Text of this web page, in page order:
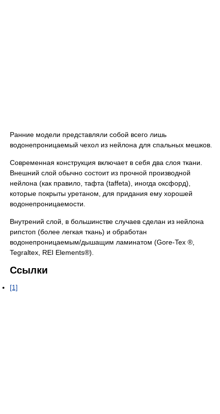
Ранние модели представляли собой всего лишь
водонепроницаемый чехол из нейлона для спальных мешков.
Современная конструкция включает в себя два слоя ткани.
Внешний слой обычно состоит из прочной производной
нейлона (как правило, тафта (taffeta), иногда оксфорд),
которые покрыты уретаном, для придания ему хорошей
водонепроницаемости.
Внутрений слой, в большинстве случаев сделан из нейлона
рипстоп (более легкая ткань) и обработан
водонепроницаемым/дышащим ламинатом (Gore-Tex ®,
Tegraltex, REI Elements®).
Ссылки
[1]